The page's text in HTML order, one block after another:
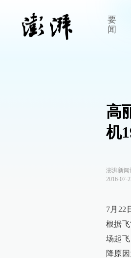
要
闻
高
机
澎湃新闻
2016-07-
7月22
根据
场起
降原